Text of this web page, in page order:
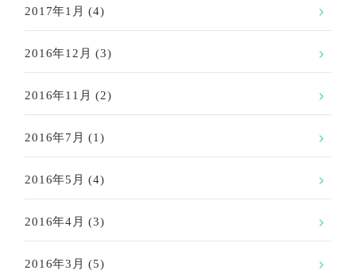
2017年1月 (4)
2016年12月 (3)
2016年11月 (2)
2016年7月 (1)
2016年5月 (4)
2016年4月 (3)
2016年3月 (5)